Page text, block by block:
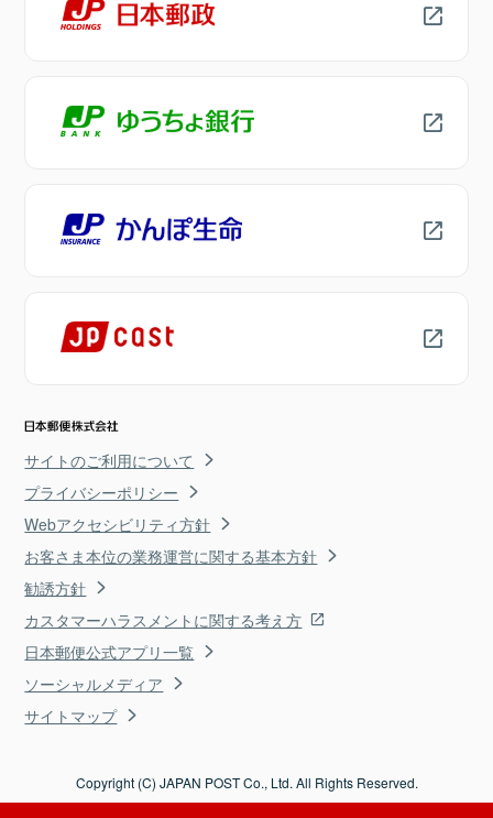
サイトのご利用について
プライバシーポリシー
Webアクセシビリティ方針
お客さま本位の業務運営に関する基本方針
勧誘方針
カスタマーハラスメントに関する考え方
日本郵便公式アプリ一覧
ソーシャルメディア
サイトマップ
Copyright (C) JAPAN POST Co., Ltd. All Rights Reserved.